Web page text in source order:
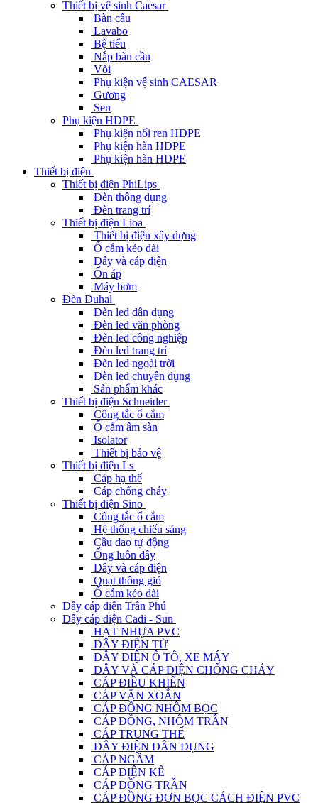
Thiết bị vệ sinh Caesar
Bàn cầu
Lavabo
Bệ tiểu
Nắp bàn cầu
Vòi
Phụ kiện vệ sinh CAESAR
Gương
Sen
Phụ kiện HDPE
Phụ kiện nối ren HDPE
Phụ kiện hàn HDPE
Phụ kiện hàn HDPE
Thiết bị điện
Thiết bị điện PhiLips
Đèn thông dụng
Đèn trang trí
Thiết bị điện Lioa
Thiết bị điện xây dựng
Ổ cắm kéo dài
Dây và cáp điện
Ổn áp
Máy bơm
Đèn Duhal
Đèn led dân dụng
Đèn led văn phòng
Đèn led công nghiệp
Đèn led trang trí
Đèn led ngoài trời
Đèn led chuyên dụng
Sản phẩm khác
Thiết bị điện Schneider
Công tắc ổ cắm
Ổ cắm âm sàn
Isolator
Thiết bị bảo vệ
Thiết bị điện Ls
Cáp hạ thế
Cáp chống cháy
Thiết bị điện Sino
Công tắc ổ cắm
Hệ thống chiếu sáng
Cầu dao tự động
Ống luồn dây
Dây và cáp điện
Quạt thông gió
Ổ cắm kéo dài
Dây cáp điện Trần Phú
Dây cáp điện Cadi - Sun
HẠT NHỰA PVC
DÂY ĐIỆN TỪ
DÂY ĐIỆN Ô TÔ, XE MÁY
DÂY VÀ CÁP ĐIỆN CHỐNG CHÁY
CÁP ĐIỀU KHIỂN
CÁP VẶN XOẮN
CÁP ĐỒNG NHÔM BỌC
CÁP ĐỒNG, NHÔM TRẦN
CÁP TRUNG THẾ
DÂY ĐIỆN DÂN DỤNG
CÁP NGẦM
CÁP ĐIỆN KẾ
CÁP ĐỒNG TRẦN
CÁP ĐỒNG ĐƠN BỌC CÁCH ĐIỆN PVC